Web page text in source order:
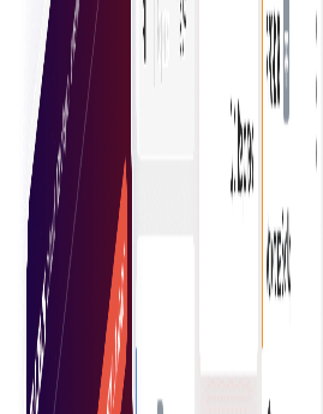
การมองเห็นอย่างเต็มที่
การจัดการและควบคุมการใช้จ่ายข
ประสิทธิภาพช่วยให้ปฏิบัติตามงบป
ประหยัดต้นทุน และส่งเสริมการตัดสิ
เติบโตอย่างยั่งยืน
กฎทางธุรกิจที่สอดคล้องกัน
บังคับใช้กฎการซื้อขององค์กรได้อย่